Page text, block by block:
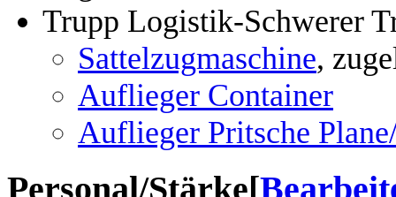
Trupp Logistik-Schwerer
Sattelzugmaschine,
Auflieger Container
Auflieger Pritsche
Personal/Stärke[